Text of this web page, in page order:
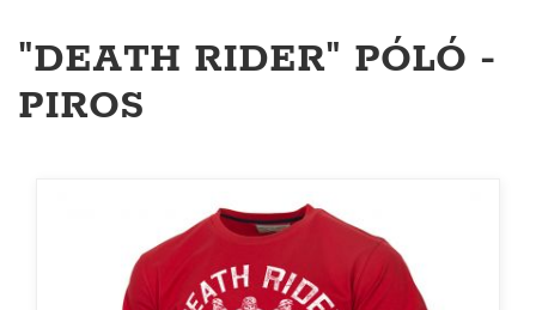
"DEATH RIDER" PÓLÓ -
PIROS